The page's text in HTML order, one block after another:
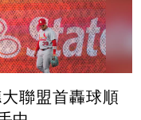
聯盟首轟球順